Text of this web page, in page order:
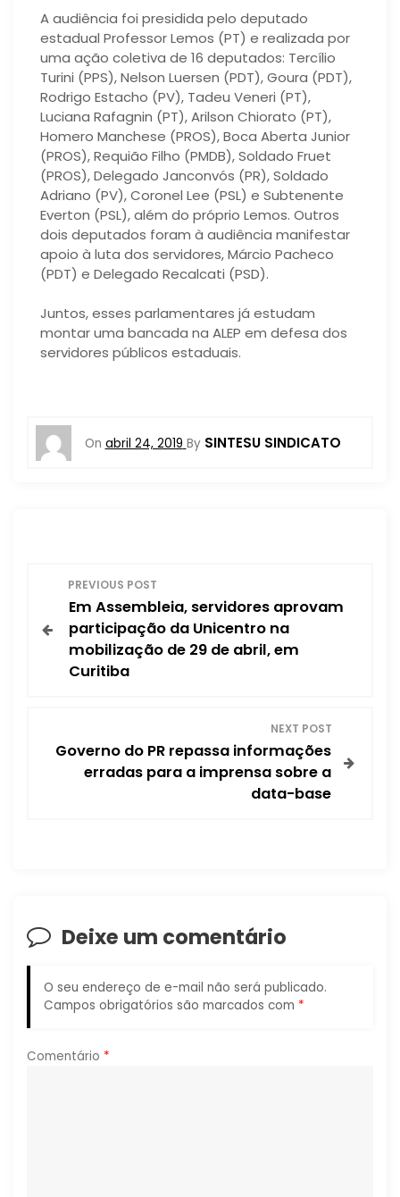
A audiência foi presidida pelo deputado
estadual Professor Lemos (PT) e realizada por
uma ação coletiva de 16 deputados: Tercílio
Turini (PPS), Nelson Luersen (PDT), Goura (PDT),
Rodrigo Estacho (PV), Tadeu Veneri (PT),
Luciana Rafagnin (PT), Arilson Chiorato (PT),
Homero Manchese (PROS), Boca Aberta Junior
(PROS), Requião Filho (PMDB), Soldado Fruet
(PROS), Delegado Janconvós (PR), Soldado
Adriano (PV), Coronel Lee (PSL) e Subtenente
Everton (PSL), além do próprio Lemos. Outros
dois deputados foram à audiência manifestar
apoio à luta dos servidores, Márcio Pacheco
(PDT) e Delegado Recalcati (PSD).
Juntos, esses parlamentares já estudam
montar uma bancada na ALEP em defesa dos
servidores públicos estaduais.
On abril 24, 2019 By SINTESU SINDICATO
a
d
P
o
PREVIOUS POST
Em Assembleia, servidores aprovam
participação da Unicentro na
mobilização de 29 de abril, em
Curitiba
NEXT POST
Governo do PR repassa informações
erradas para a imprensa sobre a
data-base
Deixe um comentário
O seu endereço de e-mail não será publicado.
Campos obrigatórios são marcados com *
Comentário *